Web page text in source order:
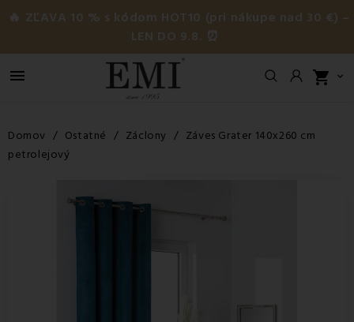
🔥 ZĽAVA 10 % s kódom HOT10 (pri nákupe nad 30 €) –
LEN DO 9.8. ⏰
 shopping_cart 
Domov Ostatné Záclony
Záves Grater 140x260 cm
petrolejový